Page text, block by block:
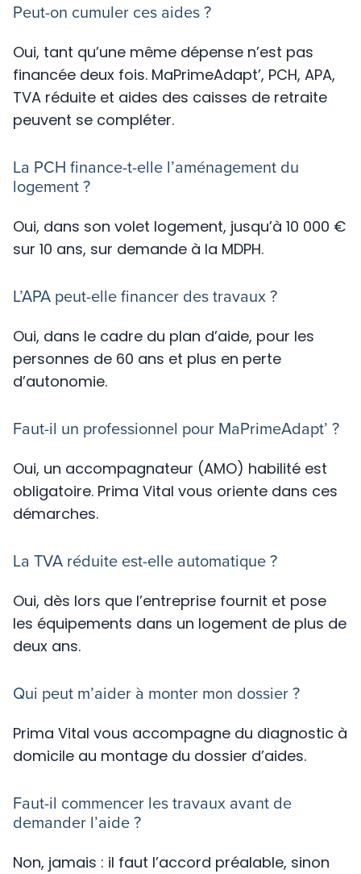
Peut-on cumuler ces aides ?
Oui, tant qu’une même dépense n’est pas
financée deux fois. MaPrimeAdapt’, PCH, APA,
TVA réduite et aides des caisses de retraite
peuvent se compléter.
La PCH finance-t-elle l’aménagement du
logement ?
Oui, dans son volet logement, jusqu’à 10 000 €
sur 10 ans, sur demande à la MDPH.
L’APA peut-elle financer des travaux ?
Oui, dans le cadre du plan d’aide, pour les
personnes de 60 ans et plus en perte
d’autonomie.
Faut-il un professionnel pour MaPrimeAdapt’ ?
Oui, un accompagnateur (AMO) habilité est
obligatoire. Prima Vital vous oriente dans ces
démarches.
La TVA réduite est-elle automatique ?
Oui, dès lors que l’entreprise fournit et pose
les équipements dans un logement de plus de
deux ans.
Qui peut m’aider à monter mon dossier ?
Prima Vital vous accompagne du diagnostic à
domicile au montage du dossier d’aides.
Faut-il commencer les travaux avant de
demander l’aide ?
Non, jamais : il faut l’accord préalable, sinon